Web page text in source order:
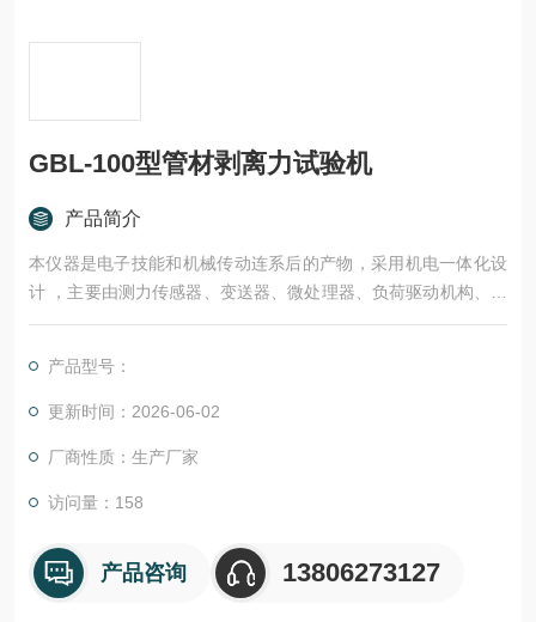
GBL-100型管材剥离力试验机
产品简介
本仪器是电子技能和机械传动连系后的产物，采用机电一体化设
计 ，主要由测力传感器、变送器、微处理器、负荷驱动机构、计
算机及彩色喷墨打印机构成。
产品型号：
更新时间：2026-06-02
厂商性质：生产厂家
访问量：158
产品咨询 13806273127